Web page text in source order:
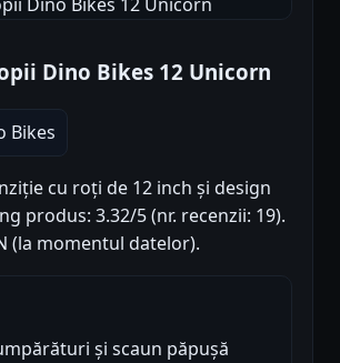
Dino Bikes 12 Unicorn
Bikes
cu roți de 12 inch și design
produs: 3.32/5 (nr. recenzii: 19).
(la momentul datelor).
și scaun păpușă